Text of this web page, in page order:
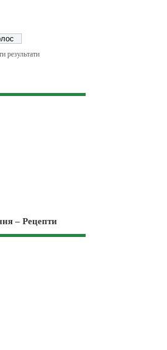
результати
– Рецепти